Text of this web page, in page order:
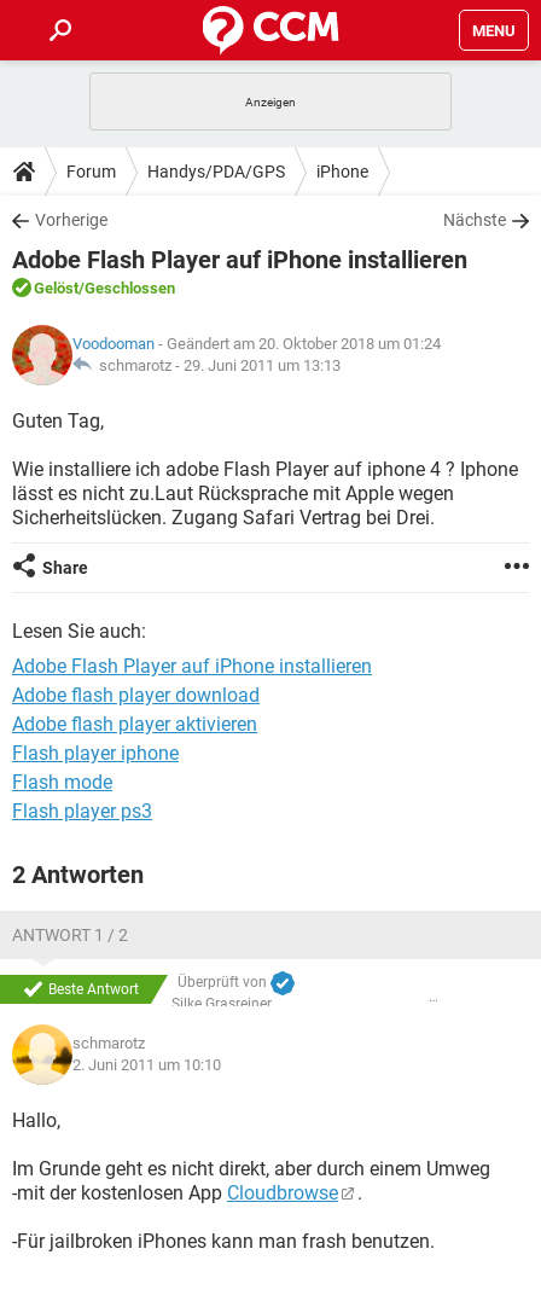
MENU
ANDROID IOS
WINDOWS 10
WHATSAPP TIKTOK
FACEBOOK
TIPPS & TRICKS
SPIELE STREAMING
WINDOWS 10
WHATSAPP
FACEBOOK HARDWARE
DOWNLOADS
SPIELE STREAMING
ANDROID
WINDOWS 10 INSTAGRAM
WHATSAPP
FACEBOOK
FORUM
SPIELE
ANDROID IOS
FACEBOOK HARDWARE
LEXIKON
SPIELE
ANDROID
WINDOWS 10 INSTAGRAM
WHATSAPP TIKTOK
Forum Handys/PDA/GPS iPhone
Vorherige Nächste
Adobe Flash Player auf iPhone installieren
Gelöst/Geschlossen
Voodooman - Geändert am 20. Oktober 2018 um 01:24
schmarotz - 29. Juni 2011 um 13:13
Guten Tag,
Wie installiere ich adobe Flash Player auf iphone 4 ? Iphone
lässt es nicht zu.Laut Rücksprache mit Apple wegen
Sicherheitslücken. Zugang Safari Vertrag bei Drei.
Share
Lesen Sie auch:
Adobe Flash Player auf iPhone installieren
Adobe flash player download
Adobe flash player aktivieren
Flash player iphone
Flash mode
Flash player ps3
2 Antworten
ANTWORT 1 / 2
Beste Antwort
Überprüft von
Silke Grasreiner
schmarotz
2. Juni 2011 um 10:10
Hallo,
Im Grunde geht es nicht direkt, aber durch einem Umweg
-mit der kostenlosen App Cloudbrowse .
-Für jailbroken iPhones kann man frash benutzen.